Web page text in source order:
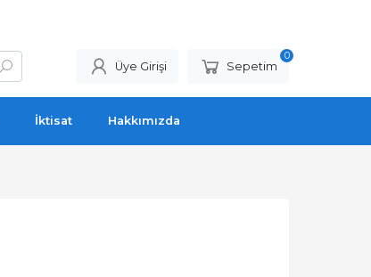
Üye Girişi Sepetim
0
İktisat Hakkımızda